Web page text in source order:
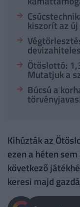
kiszorít az
Ötöslottó:
Mutatjuk a
Búcsú a
Kihúzták az
ezen a héten
következő
keresi majd